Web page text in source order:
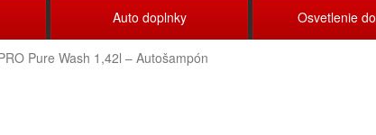
Auto doplnky Osvetlenie
Pure Wash 1,42l – Autošampón